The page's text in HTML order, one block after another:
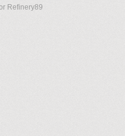
Refinery89